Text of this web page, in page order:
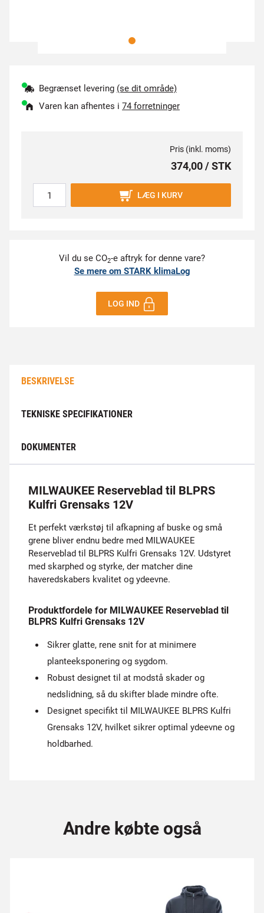
Begrænset levering (se dit område)
Varen kan afhentes i 74 forretninger
Pris (inkl. moms)
374,00 / STK
LÆG I KURV
Vil du se CO2-e aftryk for denne vare?
Se mere om STARK klimaLog
LOG IND
BESKRIVELSE
TEKNISKE SPECIFIKATIONER
DOKUMENTER
MILWAUKEE Reserveblad til BLPRS
Kulfri Grensaks 12V
Et perfekt værkstøj til afkapning af buske og små
grene bliver endnu bedre med MILWAUKEE
Reserveblad til BLPRS Kulfri Grensaks 12V. Udstyret
med skarphed og styrke, der matcher dine
haveredskabers kvalitet og ydeevne.
Produktfordele for MILWAUKEE Reserveblad til
BLPRS Kulfri Grensaks 12V
Sikrer glatte, rene snit for at minimere
planteeksponering og sygdom.
Robust designet til at modstå skader og
nedslidning, så du skifter blade mindre ofte.
Designet specifikt til MILWAUKEE BLPRS Kulfri
Grensaks 12V, hvilket sikrer optimal ydeevne og
holdbarhed.
Andre købte også